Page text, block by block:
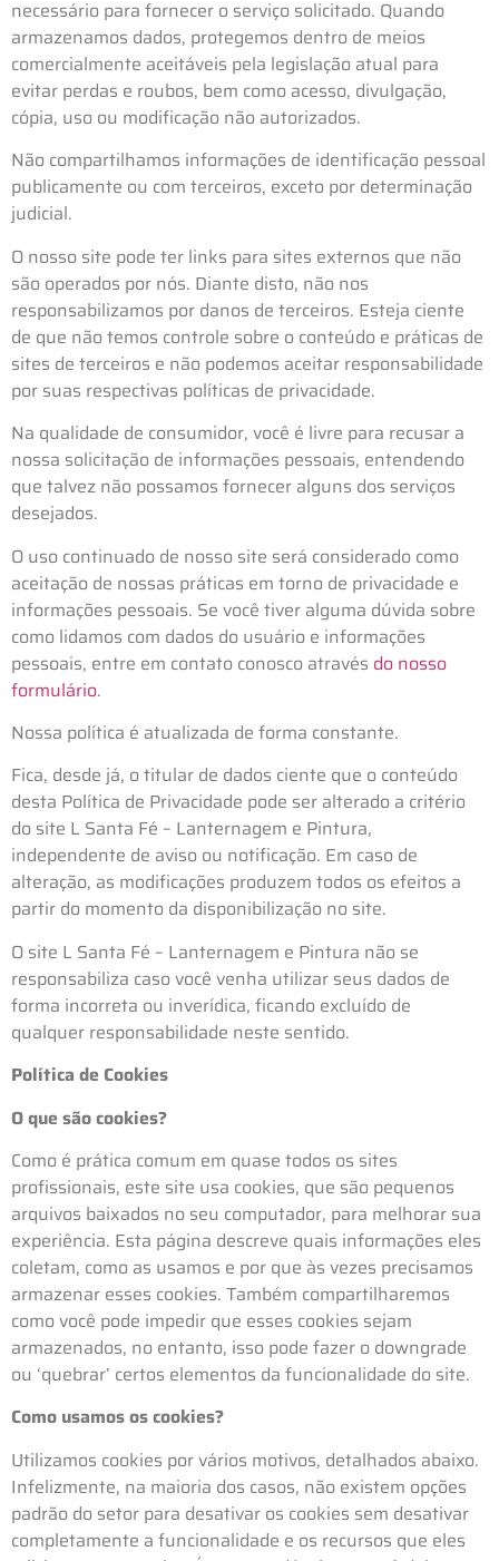
necessário para fornecer o serviço solicitado. Quando
armazenamos dados, protegemos dentro de meios
comercialmente aceitáveis pela legislação atual ​​para
evitar perdas e roubos, bem como acesso, divulgação,
cópia, uso ou modificação não autorizados.
Não compartilhamos informações de identificação pessoal
publicamente ou com terceiros, exceto por determinação
judicial.
O nosso site pode ter links para sites externos que não
são operados por nós. Diante disto, não nos
responsabilizamos por danos de terceiros. Esteja ciente
de que não temos controle sobre o conteúdo e práticas de
sites de terceiros e não podemos aceitar responsabilidade
por suas respectivas políticas de privacidade.
Na qualidade de consumidor, você é livre para recusar a
nossa solicitação de informações pessoais, entendendo
que talvez não possamos fornecer alguns dos serviços
desejados.
O uso continuado de nosso site será considerado como
aceitação de nossas práticas em torno de privacidade e
informações pessoais. Se você tiver alguma dúvida sobre
como lidamos com dados do usuário e informações
pessoais, entre em contato conosco através do nosso
formulário.
Nossa política é atualizada de forma constante.
Fica, desde já, o titular de dados ciente que o conteúdo
desta Política de Privacidade pode ser alterado a critério
do site L Santa Fé – Lanternagem e Pintura,
independente de aviso ou notificação. Em caso de
alteração, as modificações produzem todos os efeitos a
partir do momento da disponibilização no site.
O site L Santa Fé – Lanternagem e Pintura não se
responsabiliza caso você venha utilizar seus dados de
forma incorreta ou inverídica, ficando excluído de
qualquer responsabilidade neste sentido.
Política de Cookies
O que são cookies?
Como é prática comum em quase todos os sites
profissionais, este site usa cookies, que são pequenos
arquivos baixados no seu computador, para melhorar sua
experiência. Esta página descreve quais informações eles
coletam, como as usamos e por que às vezes precisamos
armazenar esses cookies. Também compartilharemos
como você pode impedir que esses cookies sejam
armazenados, no entanto, isso pode fazer o downgrade
ou ‘quebrar’ certos elementos da funcionalidade do site.
Como usamos os cookies?
Utilizamos cookies por vários motivos, detalhados abaixo.
Infelizmente, na maioria dos casos, não existem opções
padrão do setor para desativar os cookies sem desativar
completamente a funcionalidade e os recursos que eles